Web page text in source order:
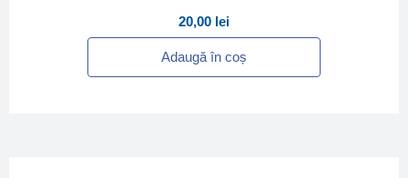
20,00 lei
Adaugă în coș